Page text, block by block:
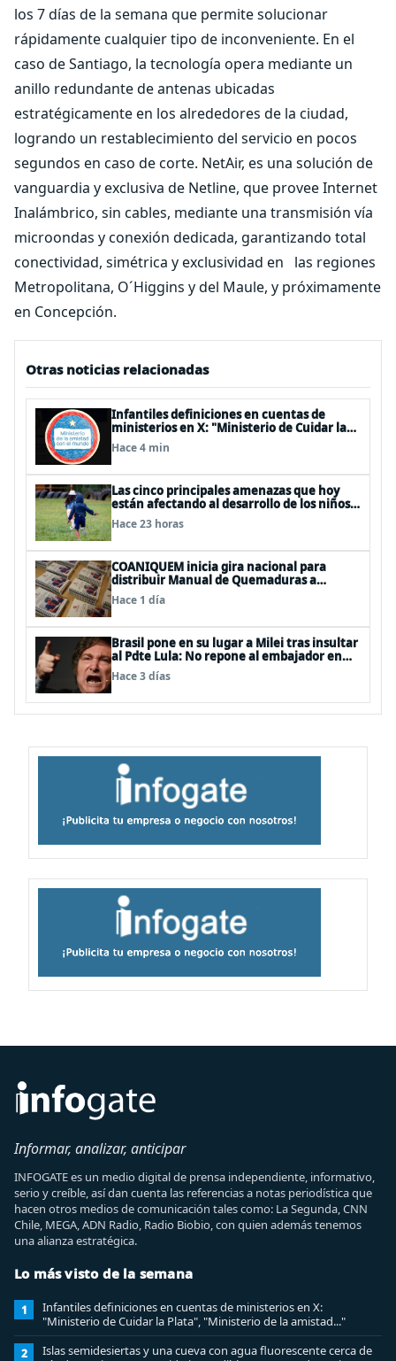
los 7 días de la semana que permite solucionar
rápidamente cualquier tipo de inconveniente. En el
caso de Santiago, la tecnología opera mediante un
anillo redundante de antenas ubicadas
estratégicamente en los alrededores de la ciudad,
logrando un restablecimiento del servicio en pocos
segundos en caso de corte. NetAir, es una solución de
vanguardia y exclusiva de Netline, que provee Internet
Inalámbrico, sin cables, mediante una transmisión vía
microondas y conexión dedicada, garantizando total
conectividad, simétrica y exclusividad en las regiones
Metropolitana, O´Higgins y del Maule, y próximamente
en Concepción.
Otras noticias relacionadas
Infantiles definiciones en cuentas de
ministerios en X: "Ministerio de Cuidar la
Plata", "Ministerio de la amistad..."
Hace 4 min
Las cinco principales amenazas que hoy
están afectando al desarrollo de los niños
en Chile
Hace 23 horas
COANIQUEM inicia gira nacional para
distribuir Manual de Quemaduras a
profesionales de la salud
Hace 1 día
Brasil pone en su lugar a Milei tras insultar
al Pdte Lula: No repone al embajador en
BBSS y rebaja la relación bilateral
Hace 3 días
Informar, analizar, anticipar
INFOGATE es un medio digital de prensa independiente, informativo,
serio y creíble, así dan cuenta las referencias a notas periodística que
hacen otros medios de comunicación tales como: La Segunda, CNN
Chile, MEGA, ADN Radio, Radio Biobio, con quien además tenemos
una alianza estratégica.
Lo más visto de la semana
1
Infantiles definiciones en cuentas de ministerios en X:
"Ministerio de Cuidar la Plata", "Ministerio de la amistad..."
2
Islas semidesiertas y una cueva con agua fluorescente cerca de